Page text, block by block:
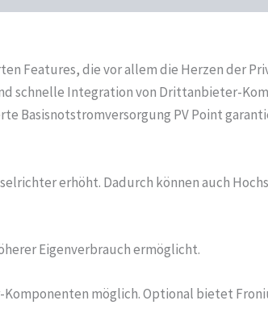
Features, die vor allem die Herzen der
schnelle Integration von Drittanbieter-
Basisnotstromversorgung PV Point
erhöht. Dadurch können auch
Eigenverbrauch ermöglicht.
möglich. Optional bietet